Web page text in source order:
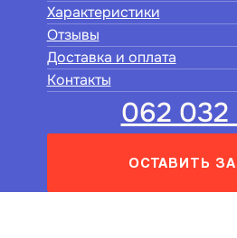
Характеристики
Отзывы
Доставка и оплата
Контакты
062 032
ОСТАВИТЬ